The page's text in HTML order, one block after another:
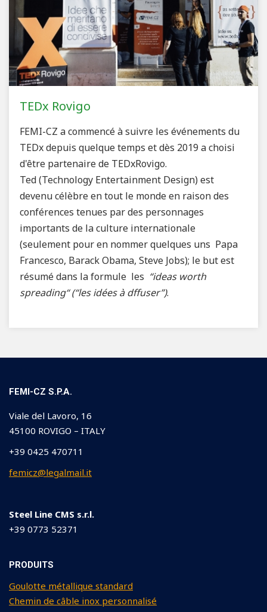
TEDx Rovigo
FEMI-CZ a commencé à suivre les événements du
TEDx depuis quelque temps et dès 2019 a choisi
d'être partenaire de TEDxRovigo.
Ted (Technology Entertainment Design) est
devenu célèbre en tout le monde en raison des
conférences tenues par des personnages
importants de la culture internationale
(seulement pour en nommer quelques uns Papa
Francesco, Barack Obama, Steve Jobs); le but est
résumé dans la formule les “ideas worth
spreading“ (“les idées à dffuser”).
FEMI-CZ S.P.A.
Viale del Lavoro, 16
45100 ROVIGO – ITALY
+39 0425 470711
femicz@legalmail.it
Steel Line CMS s.r.l.
+39 0773 52371
PRODUITS
Goulotte métallique standard
Chemin de câble inox personnalisé